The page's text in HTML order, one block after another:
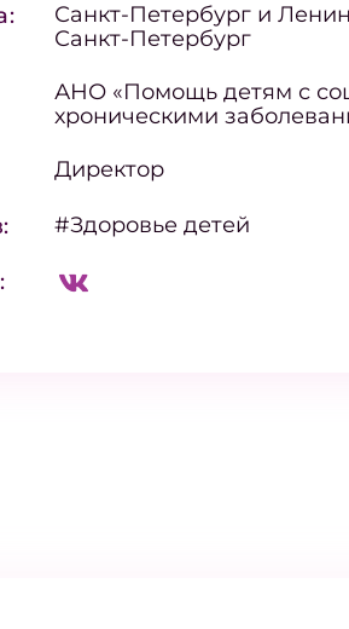
Санкт-Петербург и
Санкт-Петербург
АНО «Помощь детям с
хроническими
Директор
#Здоровье детей